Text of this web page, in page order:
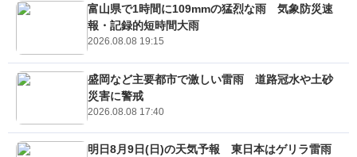
富山県で1時間に109mmの猛烈な雨 気象防災速
報・記録的短時間大雨
2026.08.08 19:15
盛岡など主要都市で激しい雷雨 道路冠水や土砂
災害に警戒
2026.08.08 17:40
明日8月9日(日)の天気予報 東日本はゲリラ雷雨